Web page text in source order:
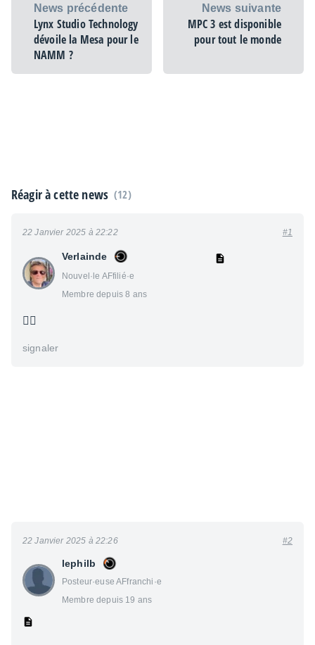
News précédente
Lynx Studio Technology
dévoile la Mesa pour le
NAMM ?
News suivante
MPC 3 est disponible
pour tout le monde
Réagir à cette news (12)
Verlainde
Nouvel·le AFfilié·e
Membre depuis 8 ans
22 Janvier 2025 à 22:22 #1
👍🏻
signaler
lephilb
Posteur·euse AFfranchi·e
Membre depuis 19 ans
22 Janvier 2025 à 22:26 #2